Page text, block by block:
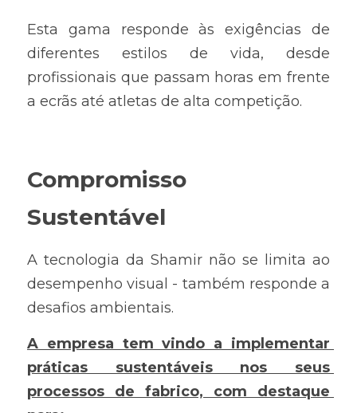
Esta gama responde às exigências de
diferentes estilos de vida, desde
profissionais que passam horas em frente
a ecrãs até atletas de alta competição.
Compromisso
Sustentável
A tecnologia da Shamir não se limita ao
desempenho visual - também responde a
desafios ambientais.
A empresa tem vindo a implementar
práticas sustentáveis nos seus
processos de fabrico, com destaque